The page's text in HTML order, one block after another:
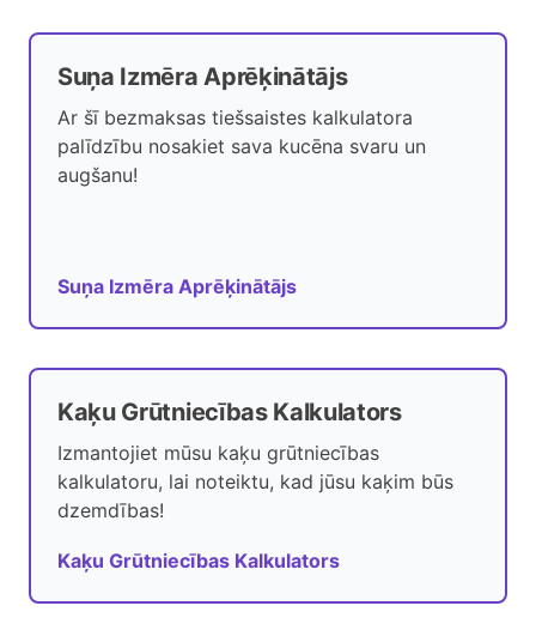
Suņa Izmēra Aprēķinātājs
Ar šī bezmaksas tiešsaistes kalkulatora
palīdzību nosakiet sava kucēna svaru un
augšanu!
Suņa Izmēra Aprēķinātājs
Kaķu Grūtniecības Kalkulators
Izmantojiet mūsu kaķu grūtniecības
kalkulatoru, lai noteiktu, kad jūsu kaķim būs
dzemdības!
Kaķu Grūtniecības Kalkulators